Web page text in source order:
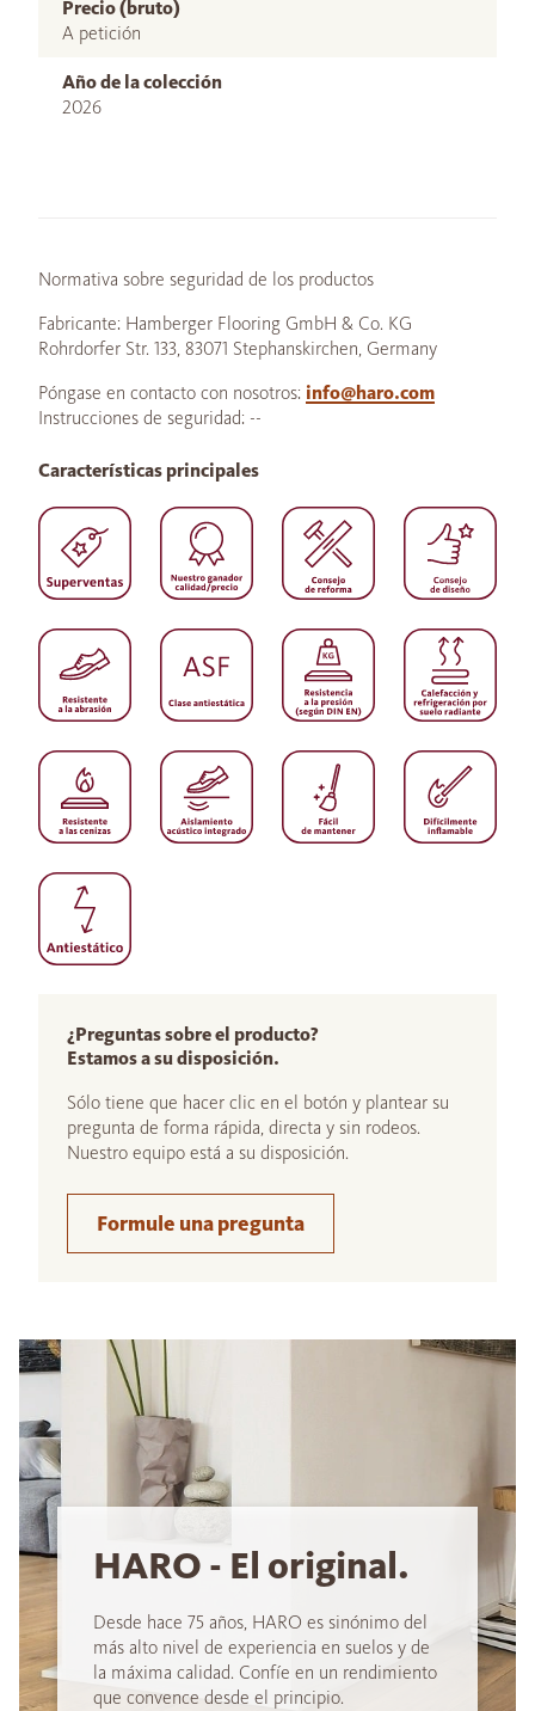
Precio (bruto)
A petición
Año de la colección
2026
Normativa sobre seguridad de los productos
Fabricante: Hamberger Flooring GmbH & Co. KG
Rohrdorfer Str. 133, 83071 Stephanskirchen, Germany
Póngase en contacto con nosotros: info@haro.com
Instrucciones de seguridad: --
¿Preguntas sobre el producto?
Estamos a su disposición.
Sólo tiene que hacer clic en el botón y plantear su
pregunta de forma rápida, directa y sin rodeos.
Nuestro equipo está a su disposición.
Formule una pregunta
Características principales
HARO - El original.
Desde hace 75 años, HARO es sinónimo del
más alto nivel de experiencia en suelos y de
la máxima calidad. Confíe en un rendimiento
que convence desde el principio.